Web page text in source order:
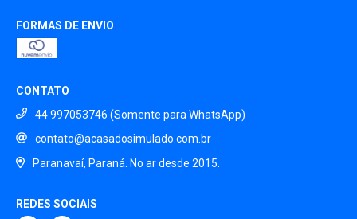
FORMAS DE ENVIO
CONTATO
44 997053746 (Somente para WhatsApp)
contato@acasadosimulado.com.br
Paranavaí, Paraná. No ar desde 2015.
REDES SOCIAIS